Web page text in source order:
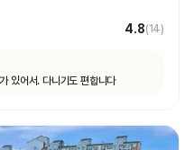
4.8(14)
있어서. 다니기도 편합니다